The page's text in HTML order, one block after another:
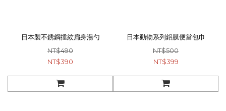
日本製不銹鋼捶紋扁身湯勺
NT$490
NT$390
日本動物系列鋁膜便當包巾
NT$500
NT$399